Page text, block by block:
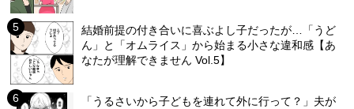
結婚前提の付き合いに喜ぶよし子だったが…「うど
ん」と「オムライス」から始まる小さな違和感【あ
なたが理解できません Vol.5】
「うるさいから子どもを連れて外に行って？」夫が